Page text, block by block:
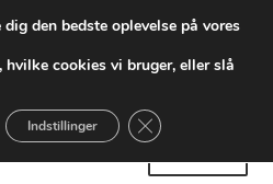
fra 55 kr.
forsendelse
den bedste oplevelse på vores
cookies vi bruger, eller slå
Indstillinger Close GDPR